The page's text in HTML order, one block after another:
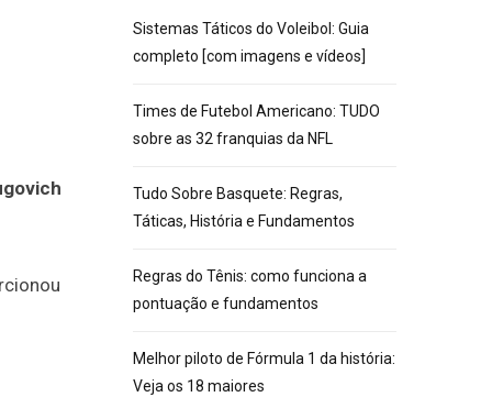
Sistemas Táticos do Voleibol: Guia
completo [com imagens e vídeos]
Times de Futebol Americano: TUDO
sobre as 32 franquias da NFL
Tudo Sobre Basquete: Regras,
Táticas, História e Fundamentos
Regras do Tênis: como funciona a
pontuação e fundamentos
Melhor piloto de Fórmula 1 da história:
Veja os 18 maiores